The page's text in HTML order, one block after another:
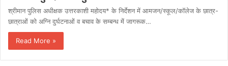
श्रीमान पुलिस अधीक्षक उत्तरकाशी महोदय* के निर्देशन में आमजन/स्कूल/कॉलेज के छात्र-
छात्राओं को अग्नि दुर्घटनाओं व बचाव के सम्बन्ध में जागरूक…
Read More »